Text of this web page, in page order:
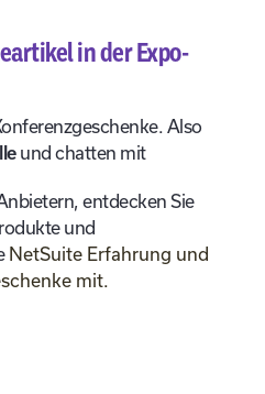
in der Expo-
Also
und chatten mit
entdecken Sie
und
NetSuite Erfahrung und
mit.